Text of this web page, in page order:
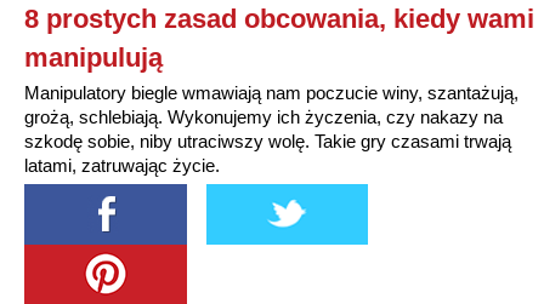
8 prostych zasad obcowania, kiedy wami
manipulują
Manipulatory biegle wmawiają nam poczucie winy, szantażują,
grożą, schlebiają. Wykonujemy ich życzenia, czy nakazy na
szkodę sobie, niby utraciwszy wolę. Takie gry czasami trwają
latami, zatruwając życie.